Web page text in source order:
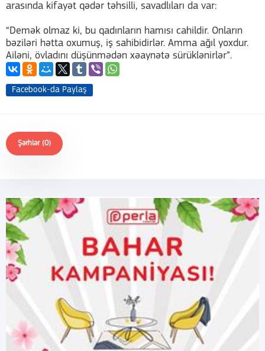
arasında kifayət qədər təhsilli, savadlıları da var:
“Demək olmaz ki, bu qadınların hamısı cahildir. Onların
bəziləri hətta oxumuş, iş sahibidirlər. Amma ağıl yoxdur.
Ailəni, övladını düşünmədən xəaynətə sürüklənirlər”.
Facebook-da Paylaş
Şərhlər (0)